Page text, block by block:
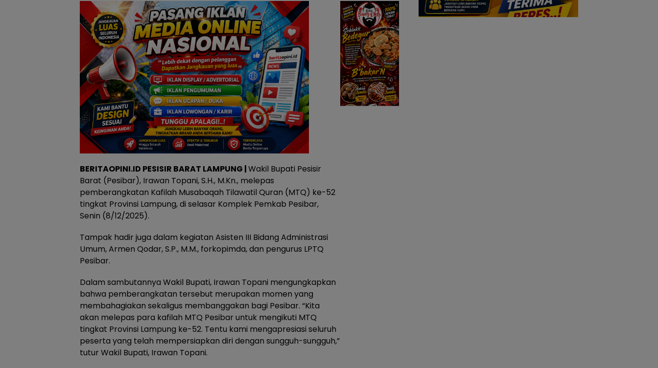
BERITAOPINI.ID PESISIR BARAT LAMPUNG |Wakil Bupati Pesisir
Barat (Pesibar), Irawan Topani, S.H., M.Kn., melepas
pemberangkatan Kafilah Musabaqah Tilawatil Quran (MTQ) ke-52
tingkat Provinsi Lampung, di selasar Komplek Pemkab Pesibar,
Senin (8/12/2025).
Tampak hadir juga dalam kegiatan Asisten III Bidang Administrasi
Umum, Armen Qodar, S.P., M.M., forkopimda, dan pengurus LPTQ
Pesibar.
Dalam sambutannya Wakil Bupati, Irawan Topani mengungkapkan
bahwa pemberangkatan tersebut merupakan momen yang
membahagiakan sekaligus membanggakan bagi Pesibar. “Kita
akan melepas para kafilah MTQ Pesibar untuk mengikuti MTQ
tingkat Provinsi Lampung ke-52. Tentu kami mengapresiasi seluruh
peserta yang telah mempersiapkan diri dengan sungguh-sungguh,”
tutur Wakil Bupati, Irawan Topani.